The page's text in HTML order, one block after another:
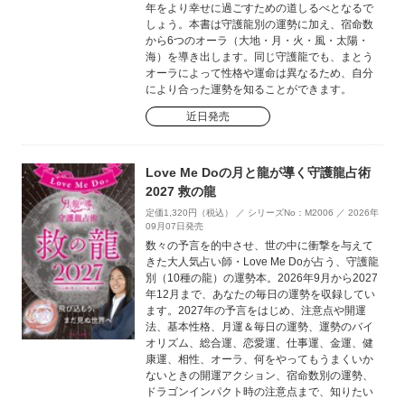
年をより幸せに過ごすための道しるべとなるで
しょう。本書は守護龍別の運勢に加え、宿命数
から6つのオーラ（大地・月・火・風・太陽・
海）を導き出します。同じ守護龍でも、まとう
オーラによって性格や運命は異なるため、自分
により合った運勢を知ることができます。
近日発売
Love Me Doの月と龍が導く守護龍占術
2027 救の龍
定価1,320円（税込） ／ シリーズNo：M2006 ／ 2026年
09月07日発売
数々の予言を的中させ、世の中に衝撃を与えて
きた大人気占い師・Love Me Doが占う、守護龍
別（10種の龍）の運勢本。2026年9月から2027
年12月まで、あなたの毎日の運勢を収録してい
ます。2027年の予言をはじめ、注意点や開運
法、基本性格、月運＆毎日の運勢、運勢のバイ
オリズム、総合運、恋愛運、仕事運、金運、健
康運、相性、オーラ、何をやってもうまくいか
ないときの開運アクション、宿命数別の運勢、
ドラゴンインパクト時の注意点まで、知りたい